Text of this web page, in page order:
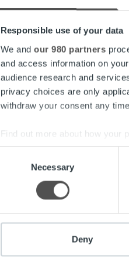
Responsible use of your data
We and our 980 partners
and access information on
audience research and
privacy choices are only
withdraw your consent any
Find out more about how your
We use cookies to
information about your use of
other information that you’ve
Necessary
Deny
Ropo
oikeutesi
Ropo
jakaa